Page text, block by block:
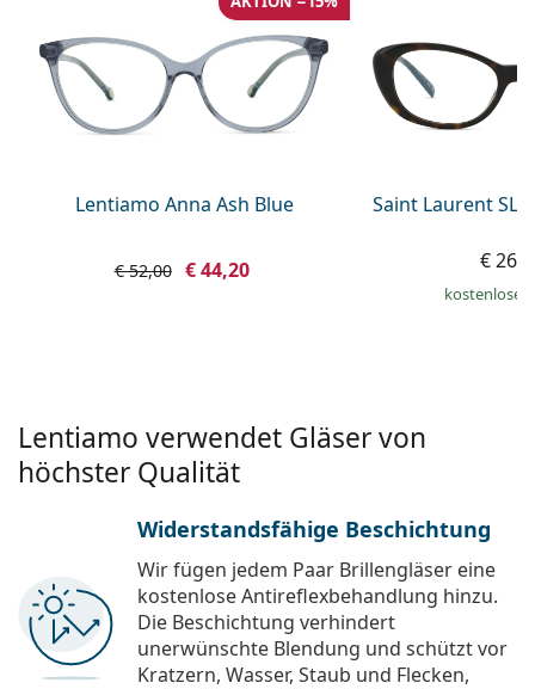
Prada
Alle Marken
Lentiamo Anna Ash Blue
€ 52,00 € 44,20
Saint Laurent SL
€
kostenloser
Lentiamo verwendet Gläser von
höchster Qualität
Widerstandsfähige Beschichtung
Wir fügen jedem Paar Brillengläser eine
kostenlose Antireflexbehandlung hinzu.
Die Beschichtung verhindert
unerwünschte Blendung und schützt vor
Kratzern, Wasser, Staub und Flecken,